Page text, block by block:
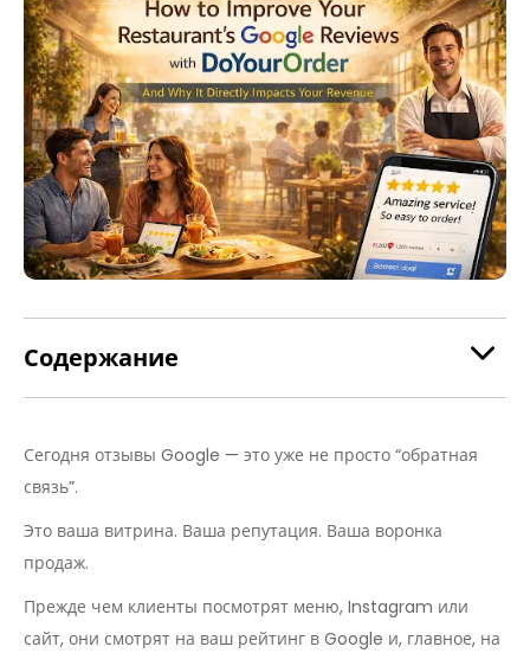
Содержание
Сегодня отзывы Google — это уже не просто “обратная
связь”.
Это ваша витрина. Ваша репутация. Ваша воронка
продаж.
Прежде чем клиенты посмотрят меню, Instagram или
сайт, они смотрят на ваш рейтинг в Google и, главное, на